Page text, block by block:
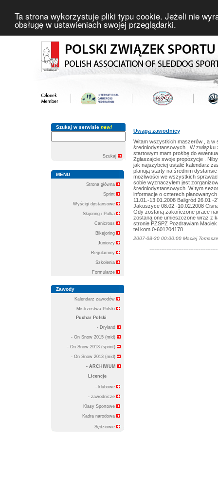
Ta strona wykorzystuje pliki typu cookie. Jeżeli nie
obsługę w ustawieniach swojej przeglądarki.
Szukaj w serwisie new!
Szukaj
MENU
Strona główna
Sprint
Wyścigi dystansowe
Skijoring i Pulka
Canicross
Bikejoring
Juniorzy
Regulaminy
Szkolenia
Formularze
Zawody
Kalendarz zawodów
Mistrzostwa Polski
Puchar Polski
- Dryland
- On Snow 2015 (mid)
- On Snow 2013 (sprint)
- On Snow 2013 (mid)
- ARCHIWUM
Licencje
- klubowe
- zawodnicze
Klasy Sportowe
Kadra narodowa
Sędziowie
Uwaga zawodnicy
Witam wszystkich maszerów , a
średniodystansowych . W związku
startowym mam prośbę do
Zgłaszajcie swoje propozycje .
jak najszybciej ustalić kalendarz
planują starty na średnim
możliwości we wszystkich
sobie wyznaczyłem jest
średniodystansowych. W tym
informacje o czterech
11.01.-13.01.2008 Baligród 26.01 -
Jakuszyce 08.02.-10.02.2008
Gdy zostaną zakończone prace
zostaną one umieszczone wraz z
stronie PZSPZ Pozdrawiam
tel.kom.0-601204178
2007-08-30 00:00:00 Maciej